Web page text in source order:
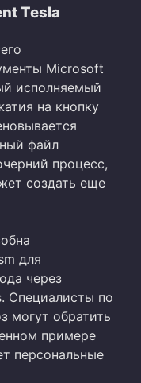
Tesla
Microsoft
исполняемый
на кнопку
файл
процесс,
создать еще
для
через
Специалисты по
могут обратить
примере
персональные